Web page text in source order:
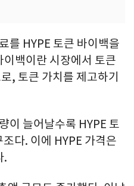
를 HYPE 토큰 바이백을
백이란 시장에서 토큰
, 토큰 가치를 제고하기
이 늘어날수록 HYPE 토
다. 이에 HYPE 가격은
.